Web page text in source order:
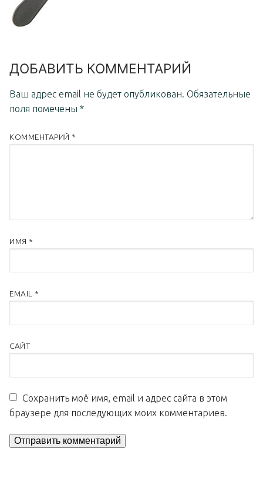
ДОБАВИТЬ КОММЕНТАРИЙ
Ваш адрес email не будет опубликован. Обязательные
поля помечены *
КОММЕНТАРИЙ *
ИМЯ *
EMAIL *
САЙТ
Сохранить моё имя, email и адрес сайта в этом
браузере для последующих моих комментариев.